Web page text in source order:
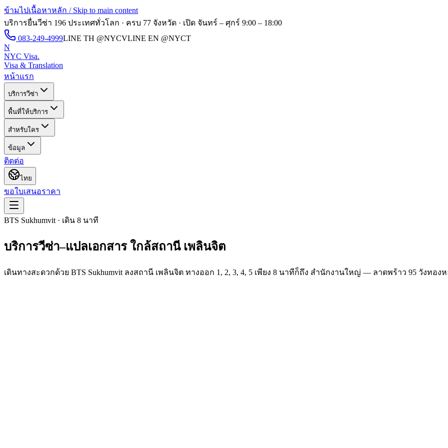
ข้ามไปเนื้อหาหลัก / Skip to main content
บริการยื่นวีซ่า 196 ประเทศทั่วโลก · ครบ 77 จังหวัด · เปิด จันทร์ – ศุกร์ 9:00 – 18:00
083-249-4999LINE TH @NYCVLINE EN @NYCT
N
NYC Visa.
Visa & Translation
หน้าแรก
บริการวีซ่า
พื้นที่ให้บริการ
สำหรับใคร
ข้อมูล
ติดต่อ
ไทย
ขอใบเสนอราคา
BTS Sukhumvit · เดิน 8 นาที
บริการวีซ่า–แปลเอกสารใกล้สถานี เพลินจิต
เดินทางสะดวกด้วย BTS Sukhumvit ลงสถานี เพลินจิต ทางออก 1, 2, 3, 4, 5 เพียง 8 นาทีก็ถึง สำนักงานใหญ่ — ลาดพร้าว 95 วังทอง